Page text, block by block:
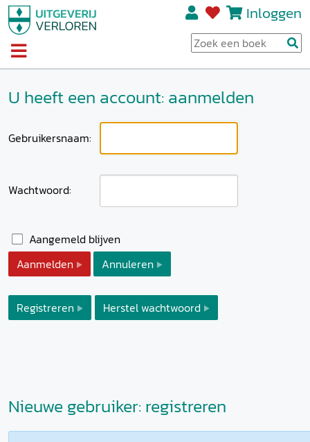
Inloggen
U heeft een account: aanmelden
Gebruikersnaam:
Wachtwoord:
Aangemeld blijven
Aanmelden
Annuleren
Registreren Herstel wachtwoord
Nieuwe gebruiker: registreren